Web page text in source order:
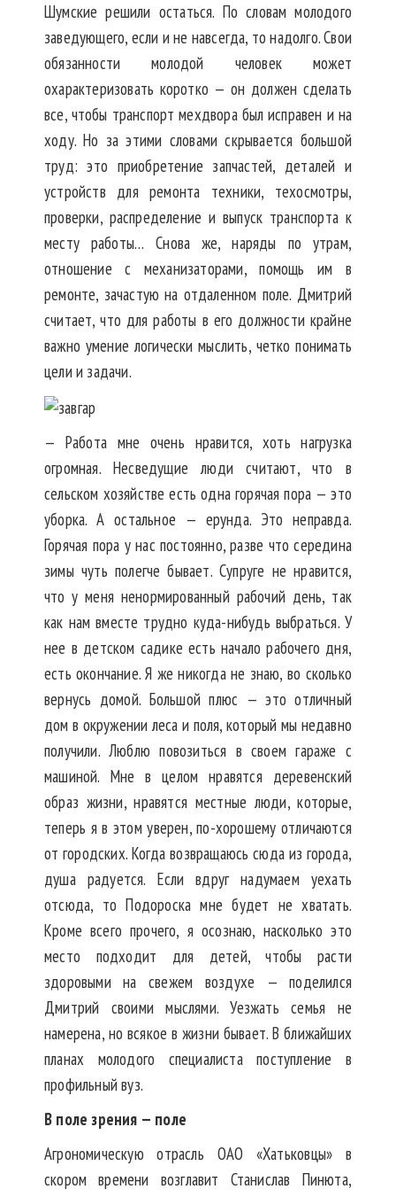
Шумские решили остаться. По словам молодого
заведующего, если и не навсегда, то надолго. Свои
обязанности молодой человек может
охарактеризовать коротко — он должен сделать
все, чтобы транспорт мехдвора был исправен и на
ходу. Но за этими словами скрывается большой
труд: это приобретение запчастей, деталей и
устройств для ремонта техники, техосмотры,
проверки, распределение и выпуск транспорта к
месту работы… Снова же, наряды по утрам,
отношение с механизаторами, помощь им в
ремонте, зачастую на отдаленном поле. Дмитрий
считает, что для работы в его должности крайне
важно умение логически мыслить, четко понимать
цели и задачи.
— Работа мне очень нравится, хоть нагрузка
огромная. Несведущие люди считают, что в
сельском хозяйстве есть одна горячая пора — это
уборка. А остальное — ерунда. Это неправда.
Горячая пора у нас постоянно, разве что середина
зимы чуть полегче бывает. Супруге не нравится,
что у меня ненормированный рабочий день, так
как нам вместе трудно куда-нибудь выбраться. У
нее в детском садике есть начало рабочего дня,
есть окончание. Я же никогда не знаю, во сколько
вернусь домой. Большой плюс — это отличный
дом в окружении леса и поля, который мы недавно
получили. Люблю повозиться в своем гараже с
машиной. Мне в целом нравятся деревенский
образ жизни, нравятся местные люди, которые,
теперь я в этом уверен, по-хорошему отличаются
от городских. Когда возвращаюсь сюда из города,
душа радуется. Если вдруг надумаем уехать
отсюда, то Подороска мне будет не хватать.
Кроме всего прочего, я осознаю, насколько это
место подходит для детей, чтобы расти
здоровыми на свежем воздухе — поделился
Дмитрий своими мыслями. Уезжать семья не
намерена, но всякое в жизни бывает. В ближайших
планах молодого специалиста поступление в
профильный вуз.
В поле зрения — поле
Агрономическую отрасль ОАО «Хатьковцы» в
скором времени возглавит Станислав Пинюта,